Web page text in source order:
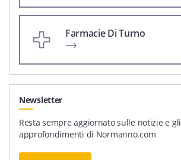
Farmacie Di Turno
Newsletter
Resta sempre aggiornato sulle notizie e gli
approfondimenti di Normanno.com